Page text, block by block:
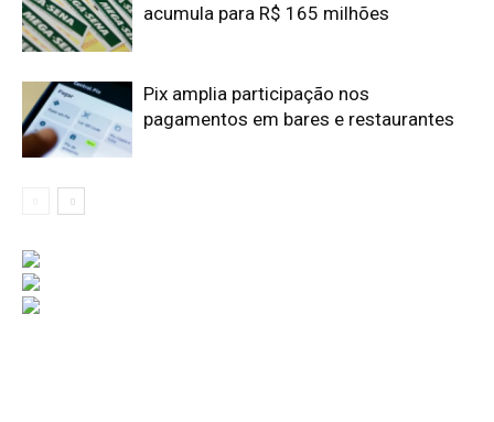
acumula para R$ 165 milhões
Pix amplia participação nos
pagamentos em bares e restaurantes